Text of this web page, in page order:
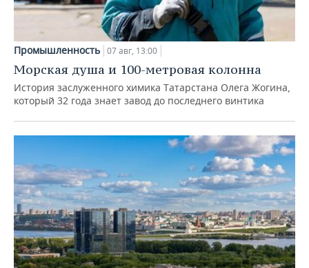
Промышленность 07 авг, 13:00
Морская душа и 100-метровая колонна
История заслуженного химика Татарстана Олега Жогина,
который 32 года знает завод до последнего винтика